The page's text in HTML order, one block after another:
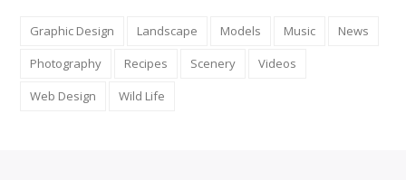
Graphic Design Landscape Models Music
News
Photography
Recipes Scenery
Videos
Web Design
Wild Life